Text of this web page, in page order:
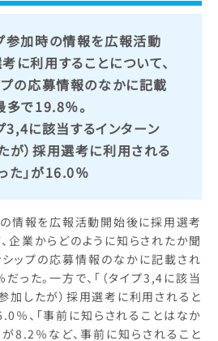
参加時の情報を広報活動
に利用することについて、
プの応募情報のなかに記載
多で19.8％。
3,4に該当するインターン
が）採用選考に利用される
た」が16.0％
情報を広報活動開始後に採用選考
企業からどのように知らされたか聞
シップの応募情報のなかに記載され
った。一方で、「（タイプ3,4に該当
加したが）採用選考に利用されると
％、「事前に知らされることはなか
が8.2％など、事前に知らされること